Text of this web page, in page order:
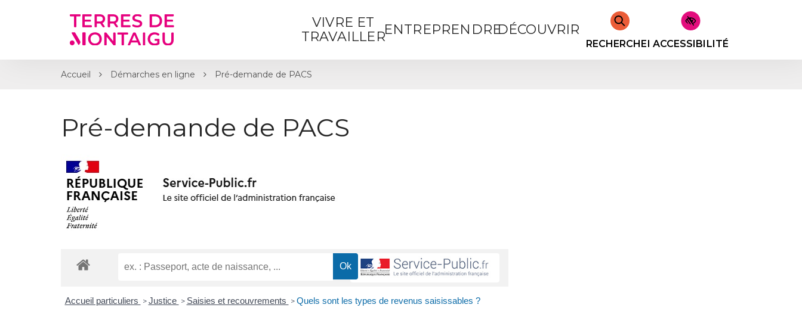
VIVRE ET
TRAVAILLERENTREPRENDREDÉCOUVRIR
RECHERCHERACCESSIBILITÉ
Accueil Démarches en ligne Pré-demande de PACS
Pré-demande de PACS
Accueil particuliers > Justice > Saisies et recouvrements > Quels sont les types de revenus saisissables ?